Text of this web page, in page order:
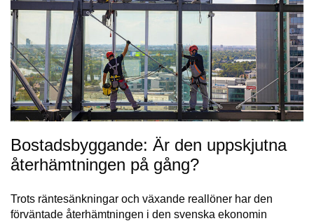
Bostadsbyggande: Är den uppskjutna
återhämtningen på gång?
Trots räntesänkningar och växande reallöner har den
förväntade återhämtningen i den svenska ekonomin